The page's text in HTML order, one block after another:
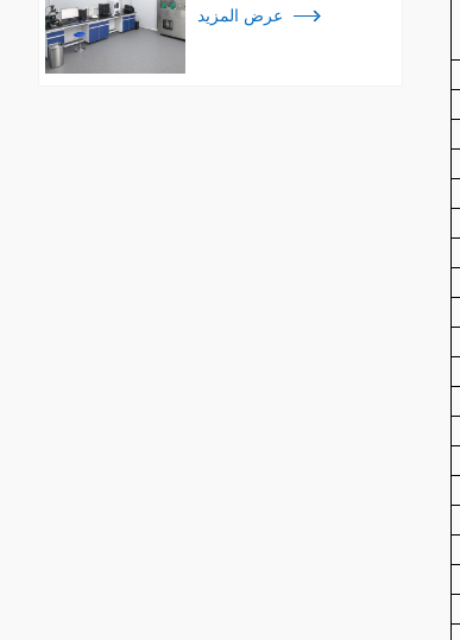
عرض المزيد